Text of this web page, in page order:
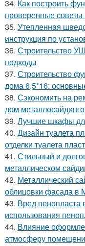
34. Как построить
проверенные
35. Утепленная
инструкция по
36. Строительство
подходы
37. Строительство
дома 6,5*16:
38. Сэкономить на
дом
39. Лучшие шкафы
40. Дизайн туалета
отделки туалета
41. Стильный и
металлическом
42. Металлический
облицовки фасада в
43. Вред
использования
44. Влияние
атмосферу